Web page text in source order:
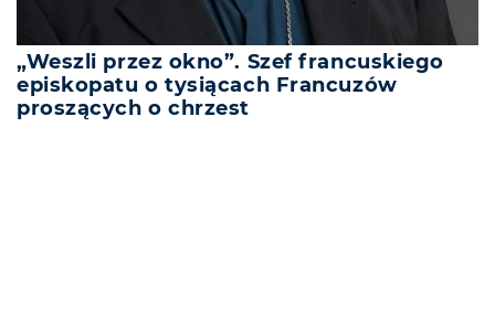
„Weszli przez okno”. Szef francuskiego
episkopatu o tysiącach Francuzów
proszących o chrzest